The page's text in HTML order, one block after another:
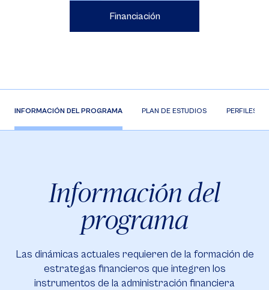
Financiación
INFORMACIÓN DEL PROGRAMA PLAN DE ESTUDIOS PERFILES
Información del
programa
Las dinámicas actuales requieren de la formación de
estrategas financieros que integren los
instrumentos de la administración financiera